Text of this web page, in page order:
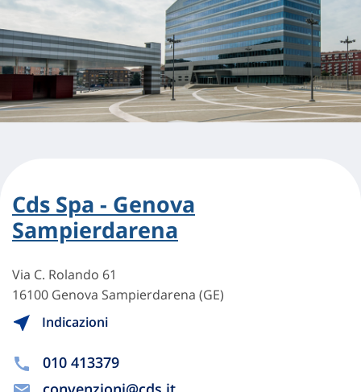
Cds Spa - Genova
Sampierdarena
Via C. Rolando 61
16100 Genova Sampierdarena (GE)
Indicazioni
010 413379